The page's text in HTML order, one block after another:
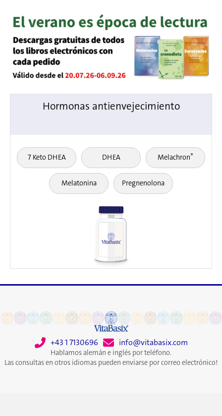
Hormonas antienvejecimiento
7 Keto DHEA DHEA Melachron®
Melatonina Pregnenolona
+43 1 7130696 info@vitabasix.com
Hablamos alemán e inglés por teléfono.
Las consultas en otros idiomas pueden enviarse por correo electrónico!